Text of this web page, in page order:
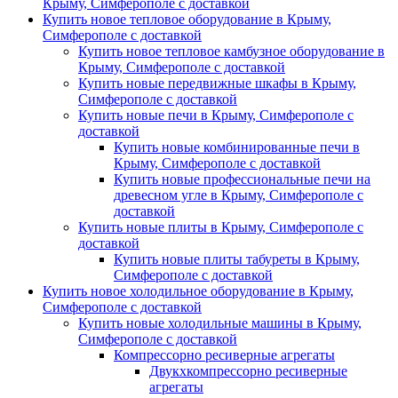
Крыму, Симферополе с доставкой
Купить новое тепловое оборудование в Крыму,
Симферополе с доставкой
Купить новое тепловое камбузное оборудование в
Крыму, Симферополе с доставкой
Купить новые передвижные шкафы в Крыму,
Симферополе с доставкой
Купить новые печи в Крыму, Симферополе с
доставкой
Купить новые комбинированные печи в
Крыму, Симферополе с доставкой
Купить новые профессиональные печи на
древесном угле в Крыму, Симферополе с
доставкой
Купить новые плиты в Крыму, Симферополе с
доставкой
Купить новые плиты табуреты в Крыму,
Симферополе с доставкой
Купить новое холодильное оборудование в Крыму,
Симферополе с доставкой
Купить новые холодильные машины в Крыму,
Симферополе с доставкой
Компрессорно ресиверные агрегаты
Двукхкомпрессорно ресиверные
агрегаты